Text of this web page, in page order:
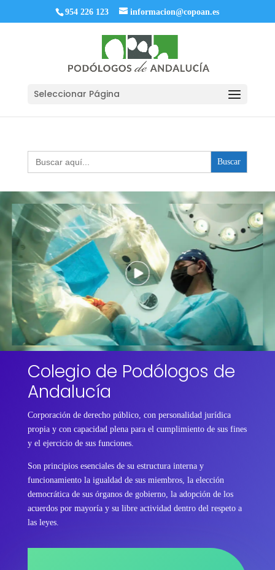
954 226 123 informacion@copoan.es
Seleccionar Página
Buscar:
Colegio de Podólogos de
Andalucía
Corporación de derecho público, con personalidad jurídica
propia y con capacidad plena para el cumplimiento de sus fines
y el ejercicio de sus funciones.
Son principios esenciales de su estructura interna y
funcionamiento la igualdad de sus miembros, la elección
democrática de sus órganos de gobierno, la adopción de los
acuerdos por mayoría y su libre actividad dentro del respeto a
las leyes.